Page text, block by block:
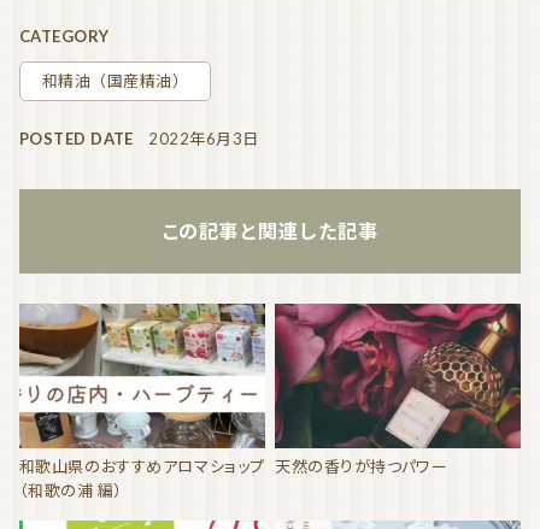
CATEGORY
和精油（国産精油）
POSTED DATE 2022年6月3日
この記事と関連した記事
和歌山県のおすすめアロマショップ
（和歌の浦 編）
天然の香りが持つパワー